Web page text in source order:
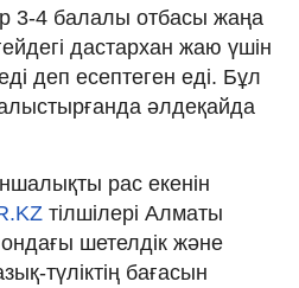
3-4 балалы отбасы жаңа
дастархан жаю үшін
деп есептеген еді. Бұл
әлдеқайда
рас екенін
тілшілері Алматы
шетелдік және
түліктің бағасын